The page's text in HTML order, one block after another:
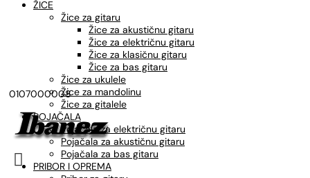
ŽICE
Žice za gitaru
Žice za akustičnu gitaru
Žice za električnu gitaru
Žice za klasičnu gitaru
Žice za bas gitaru
Žice za ukulele
Žice za mandolinu
Žice za gitalele
POJAČALA
Pojačala za električnu gitaru
Pojačala za akustičnu gitaru
Pojačala za bas gitaru
PRIBOR I OPREMA
0107000008
